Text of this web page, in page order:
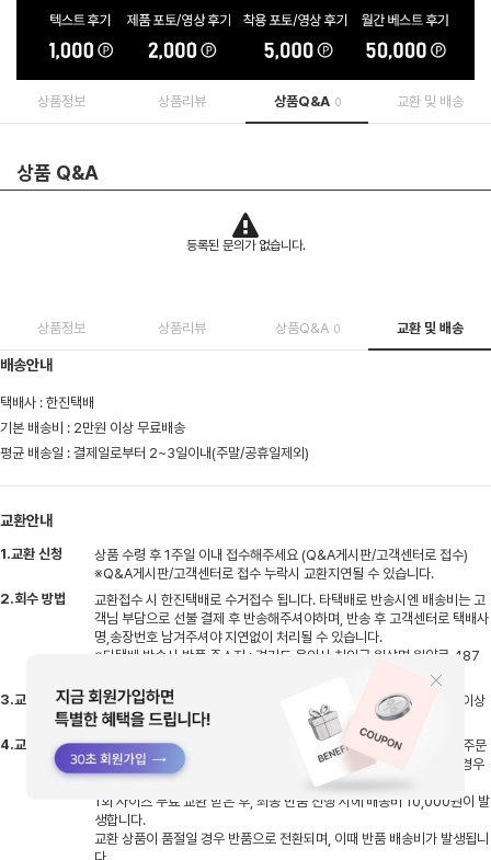
상품정보 상품리뷰 상품Q&A 0 교환 및 배송
상품 Q&A
등록된 문의가 없습니다.
상품정보 상품리뷰 상품Q&A 0 교환 및 배송
배송안내
택배사 : 한진택배
기본 배송비 : 2만원 이상 무료배송
평균 배송일 : 결제일로부터 2~3일이내(주말/공휴일제외)
교환안내
1.교환 신청
상품 수령 후 1주일 이내 접수해주세요 (Q&A게시판/고객센터로 접수)
※Q&A게시판/고객센터로 접수 누락시 교환지연될 수 있습니다.
2.회수 방법
교환접수 시 한진택배로 수거접수 됩니다. 타택배로 반송시엔 배송비는 고
객님 부담으로 선불 결제 후 반송해주셔야하며, 반송 후 고객센터로 택배사
명,송장번호 남겨주셔야 지연없이 처리될 수 있습니다.
※타택배 반송시 반품 주소지 : 경기도 용인시 처인구 원삼면 원양로 487
3.교환 기간
반송하신 상품 입고 후 검수기간 평일기준 2~3일 소요, 검수 후 상품 이상
없을시 교환상품 출고 진행됩니다
4.교환 배송비
비회원(네이버페이)으로 주문시 배송비 5,000원 발생하며 회원으로 주문
시엔 주문건당 1회 무료교환 가능합니다 (동일상품 사이즈 재고 있을 경우
교환 가능/디자인 교환 불가)
1회 사이즈 무료 교환 받은 후, 최종 반품 진행 시에 배송비 10,000원이 발
생합니다.
교환 상품이 품절일 경우 반품으로 전환되며, 이때 반품 배송비가 발생됩니